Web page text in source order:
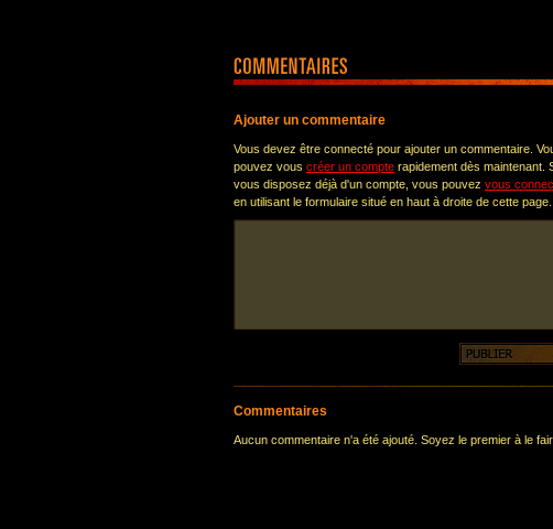
Ajouter un commentaire
Vous devez être connecté pour ajouter un commentaire.
pouvez vous créer un compte rapidement dès maintenant.
vous disposez déjà d'un compte, vous pouvez vous
en utilisant le formulaire situé en haut à droite de cette page.
Commentaires
Aucun commentaire n'a été ajouté. Soyez le premier à le